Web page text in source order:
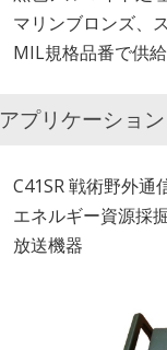
マリンブロンズ、
MIL規格品番で供
アプリケーション
C41SR 戦術野外通
エネルギー資源採
放送機器